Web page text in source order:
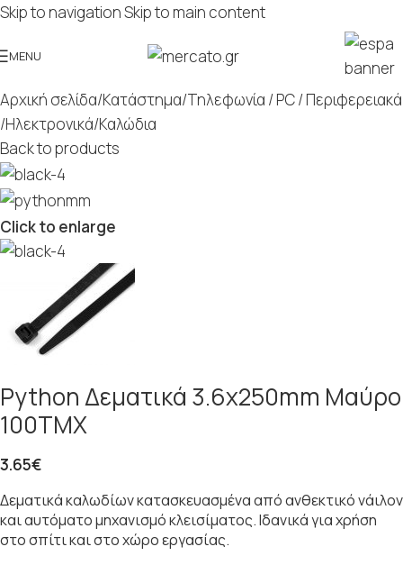
Skip to navigationSkip to main content
MENU
Αρχική σελίδα/Κατάστημα/Τηλεφωνία / PC / Περιφερειακά
/Ηλεκτρονικά/Καλώδια
Back to products
Click to enlarge
Python Δεματικά 3.6x250mm Μαύρο
100ΤΜΧ
3.65€
Δεματικά καλωδίων κατασκευασμένα από ανθεκτικό νάιλον
και αυτόματο μηχανισμό κλεισίματος. Ιδανικά για χρήση
στο σπίτι και στο χώρο εργασίας.